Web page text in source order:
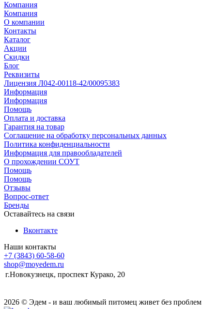
Компания
Компания
О компании
Контакты
Каталог
Акции
Скидки
Блог
Реквизиты
Лицензия Л042-00118-42/00095383
Информация
Информация
Помощь
Оплата и доставка
Гарантия на товар
Соглашение на обработку персональных данных
Политика конфиденциальности
Информация для правообладателей
О прохождении СОУТ
Помощь
Помощь
Отзывы
Вопрос-ответ
Бренды
Оставайтесь на связи
Вконтакте
Наши контакты
+7 (3843) 60-58-60
shop@moyedem.ru
г.Новокузнецк, проспект Курако, 20
2026 © Эдем - и ваш любимый питомец живет без проблем